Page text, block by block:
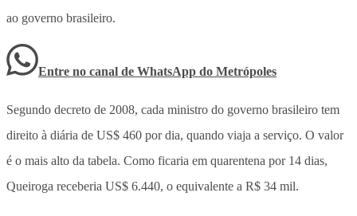
ao governo brasileiro.
Entre no canal de WhatsApp do Metrópoles
Segundo decreto de 2008, cada ministro do governo brasileiro tem
direito à diária de US$ 460 por dia, quando viaja a serviço. O valor
é o mais alto da tabela. Como ficaria em quarentena por 14 dias,
Queiroga receberia US$ 6.440, o equivalente a R$ 34 mil.